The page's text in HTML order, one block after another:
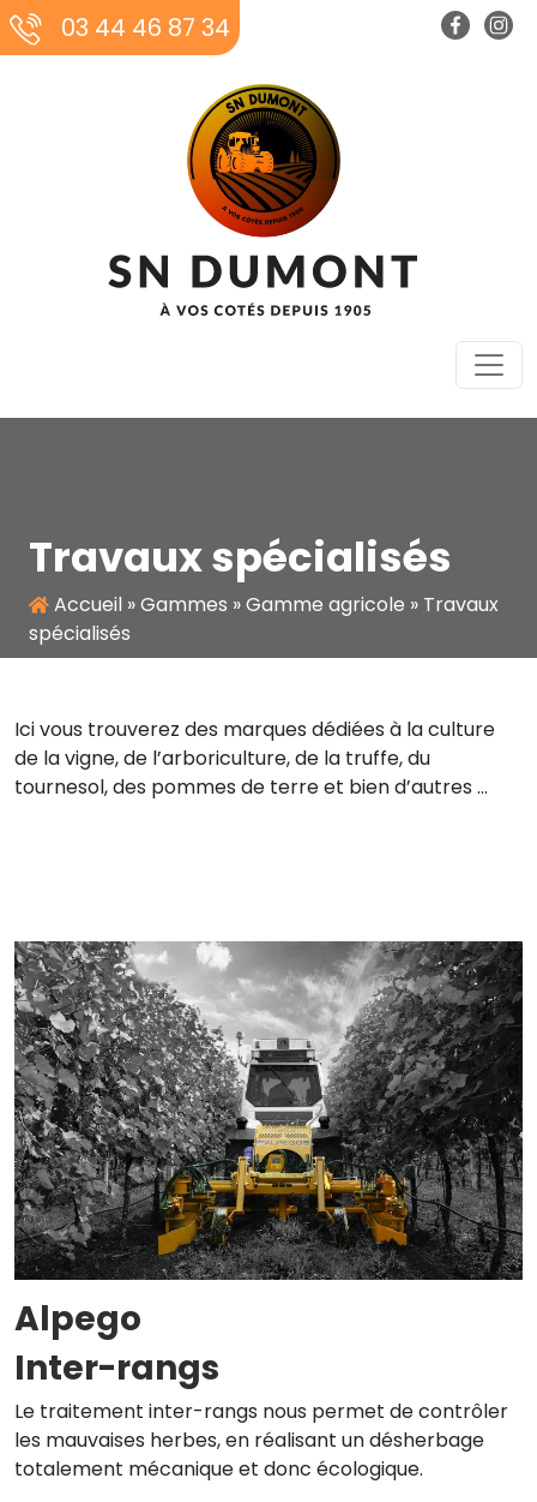
03 44 46 87 34
Travaux spécialisés
Accueil »Gammes »Gamme agricole » Travaux
spécialisés
Ici vous trouverez des marques dédiées à la culture
de la vigne, de l’arboriculture, de la truffe, du
tournesol, des pommes de terre et bien d’autres …
Alpego
Inter-rangs
Le traitement inter-rangs nous permet de contrôler
les mauvaises herbes, en réalisant un désherbage
totalement mécanique et donc écologique.